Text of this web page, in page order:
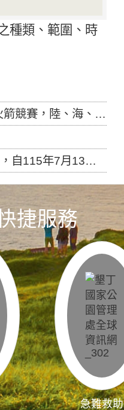
種類、範圍、時
協調相關事宜，因颱風備案事宜
入園，歡迎民眾依規定申請入園....
捷服務
急難救助